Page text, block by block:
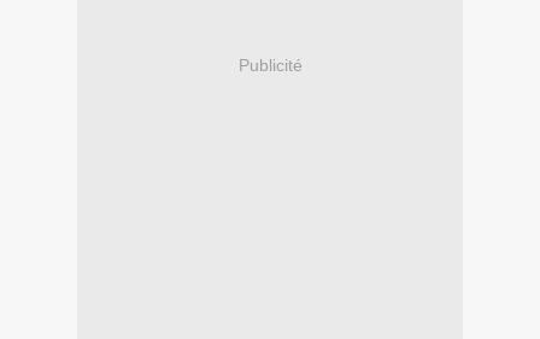
Publicité